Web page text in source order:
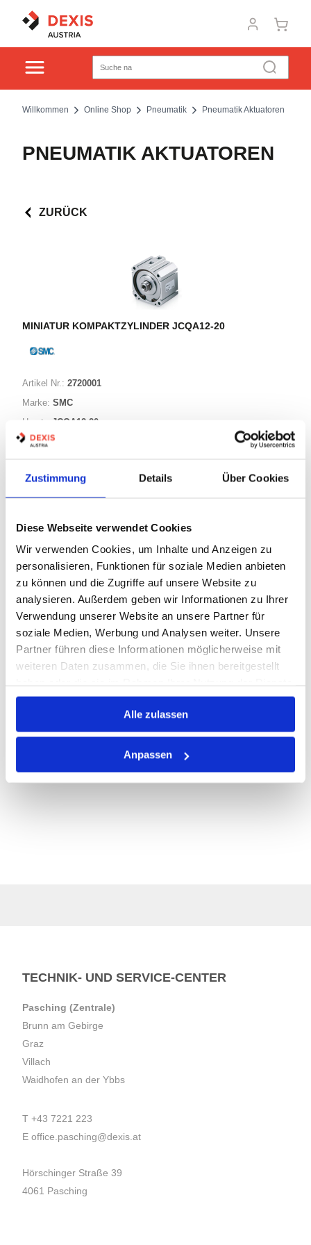
Zustimmung Details Über Cookies
Diese Webseite verwendet Cookies
Wir verwenden Cookies, um Inhalte und Anzeigen zu
personalisieren, Funktionen für soziale Medien anbieten
zu können und die Zugriffe auf unsere Website zu
analysieren. Außerdem geben wir Informationen zu Ihrer
Verwendung unserer Website an unsere Partner für
soziale Medien, Werbung und Analysen weiter. Unsere
Partner führen diese Informationen möglicherweise mit
weiteren Daten zusammen, die Sie ihnen bereitgestellt
gesammelt haben.
Alle zulassen
Anpassen
Willkommen Online Shop Pneumatik Pneumatik Aktuatoren
PNEUMATIK AKTUATOREN
ZURÜCK
MINIATUR KOMPAKTZYLINDER JCQA12-20
Artikel Nr.: 2720001
Marke: SMC
Herst.:
JCQA12-20
Bezeichnung:
Nicht auf Lager
Print
PRODUKTBESCHREIBUNG
ALLE SPEZIFIKATIONEN
VARIANTEN
TECHNIK- UND SERVICE-CENTER
Pasching (Zentrale)
Brunn am Gebirge
Graz
Villach
Waidhofen an der Ybbs
T +43 7221 223
E office.pasching@dexis.at
Hörschinger Straße 39
4061 Pasching